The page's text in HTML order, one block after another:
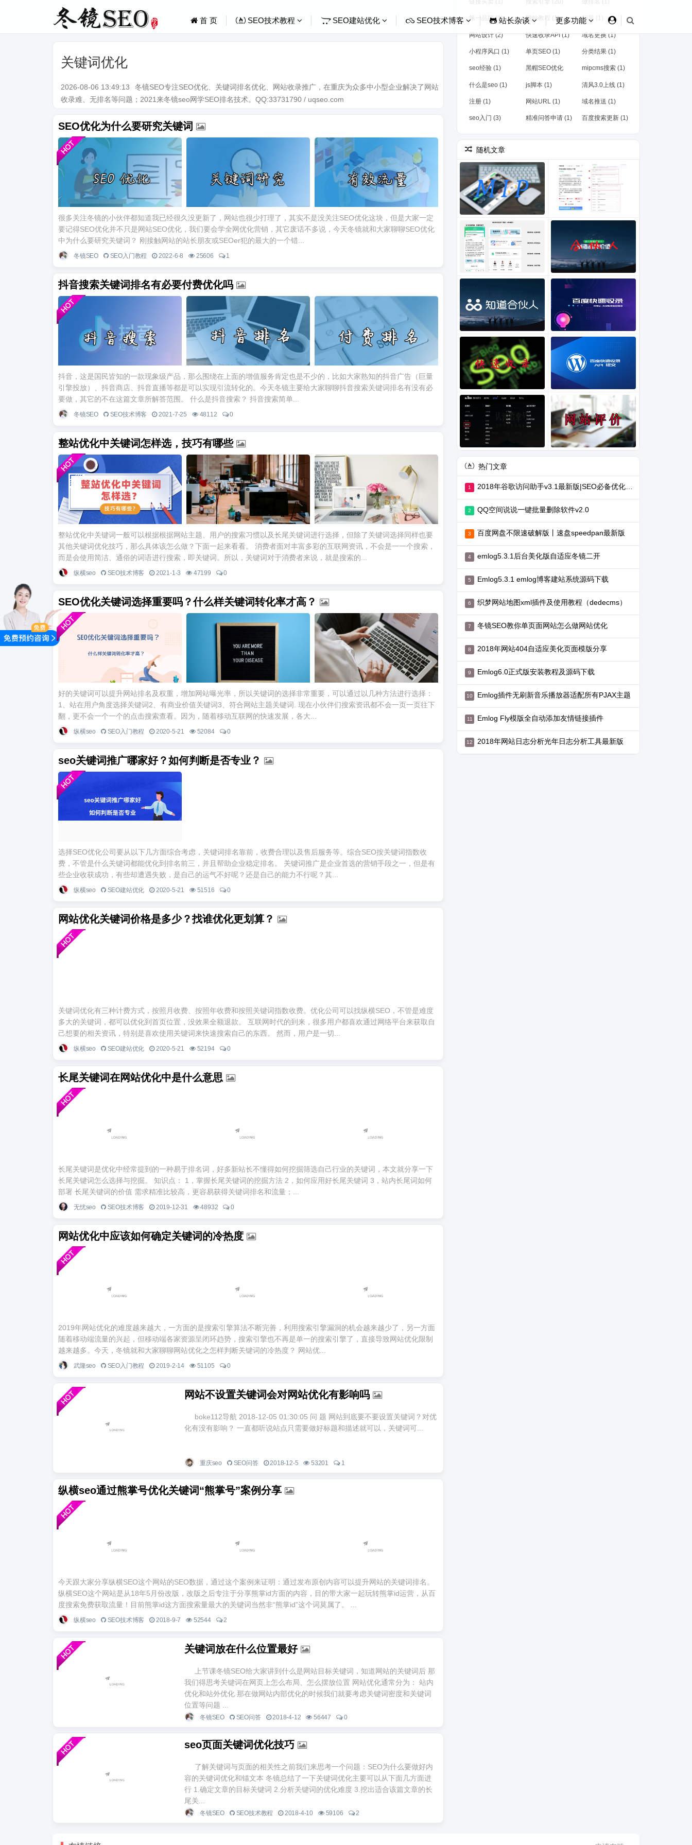
首 页 SEO技术教程 SEO建站优化 SEO技术博客 站长杂谈 更多功能
关键词优化
2026-08-06 13:49:13
冬镜SEO专注SEO优化、关键词排名优化、网站收录推广，在重庆为众多中小型企业解决了网站
收录难、无排名等问题；2021来冬镜seo网学SEO排名技术。QQ:33731790 / uqseo.com
SEO优化为什么要研究关键词
很多关注冬镜的小伙伴都知道我已经很久没更新了，网站也很少打理了，其实不是没关注SEO优化这块，但是大家一定
要记得SEO优化并不只是网站SEO优化，我们要会学全网优化营销，其它废话不多说，今天冬镜就和大家聊聊SEO优化
中为什么要研究关键词？ 刚接触网站的站长朋友或SEOer犯的最大的一个错...
冬镜SEO SEO入门教程 2022-6-8 25606 1
抖音搜索关键词排名有必要付费优化吗
抖音，这是国民皆知的一款现象级产品，那么围绕在上面的增值服务肯定也是不少的，比如大家熟知的抖音广告（巨量
引擎投放）、抖音商店、抖音直播等都是可以实现引流转化的。今天冬镜主要给大家聊聊抖音搜索关键词排名有没有必
要做，其它的不在这篇文章所解答范围。 什么是抖音搜索？ 抖音搜索简单...
冬镜SEO SEO技术博客 2021-7-25 48112 0
整站优化中关键词怎样选，技巧有哪些
整站优化中关键词一般可以根据根据网站主题、用户的搜索习惯以及长尾关键词进行选择，但除了关键词选择同样也要
其他关键词优化技巧，那么具体该怎么做？下面一起来看看。 消费者面对丰富多彩的互联网资讯，不会是一一个搜索，
而是会使用简洁、通俗的词语进行搜索，即关键词。所以，关键词对于消费者来说，就是搜索的...
纵横seo SEO技术博客 2021-1-3 47199 0
SEO优化关键词选择重要吗？什么样关键词转化率才高？
好的关键词可以提升网站排名及权重，增加网站曝光率，所以关键词的选择非常重要，可以通过以几种方法进行选择：
1、站在用户角度选择关键词2、有商业价值关键词3、符合网站主题关键词. 现在小伙伴们搜索资讯都不会一页一页往下
翻，更不会一个一个的点击搜索查看。因为，随着移动互联网的快速发展，各大...
纵横seo SEO入门教程 2020-5-21 52084 0
seo关键词推广哪家好？如何判断是否专业？
选择SEO优化公司要从以下几方面综合考虑，关键词排名靠前，收费合理以及售后服务等。综合SEO按关键词指数收
费，不管是什么关键词都能优化到排名前三，并且帮助企业稳定排名。 关键词推广是企业首选的营销手段之一，但是有
些企业收获成功，有些却遭遇失败，是自己的运气不好呢？还是自己的能力不行呢？其...
纵横seo SEO建站优化 2020-5-21 51516 0
网站优化关键词价格是多少？找谁优化更划算？
关键词优化有三种计费方式，按照月收费、按照年收费和按照关键词指数收费。优化公司可以找纵横SEO，不管是难度
多大的关键词，都可以优化到首页位置，没效果全额退款。 互联网时代的到来，很多用户都喜欢通过网络平台来获取自
己想要的相关资讯，特别是喜欢使用关键词来快速搜索自己的东西。 然而，用户是一切...
纵横seo SEO建站优化 2020-5-21 52194 0
长尾关键词在网站优化中是什么意思
长尾关键词是优化中经常提到的一种易于排名词，好多新站长不懂得如何挖掘筛选自己行业的关键词，本文就分享一下
长尾关键词怎么选择与挖掘。 知识点： 1，掌握长尾关键词的挖掘方法 2，如何应用好长尾关键词 3，站内长尾词如何
部署 长尾关键词的价值 需求精准比较高，更容易获得关键词排名和流量；...
无忧seo SEO技术博客 2019-12-31 48932 0
网站优化中应该如何确定关键词的冷热度
2019年网站优化的难度越来越大，一方面的是搜索引擎算法不断完善，利用搜索引擎漏洞的机会越来越少了，另一方面
随着移动端流量的兴起，但移动端各家资源呈闭环趋势，搜索引擎也不再是单一的搜索引擎了，直接导致网站优化限制
越来越多。今天，冬镜就和大家聊聊网站优化之怎样判断关键词的冷热度？ 网站优...
武隆seo SEO入门教程 2019-2-14 51105 0
网站不设置关键词会对网站优化有影响吗
boke112导航 2018-12-05 01:30:05 问 题 网站到底要不要设置关键词？对优
化有没有影响？ 一直都听说站点只需要做好标题和描述就可以，关键词可...
重庆seo SEO问答 2018-12-5 53201 1
纵横seo通过熊掌号优化关键词“熊掌号”案例分享
今天跟大家分享纵横SEO这个网站的SEO数据，通过这个案例来证明：通过发布原创内容可以提升网站的关键词排名。
纵横SEO这个网站是从18年5月份改版，改版之后专注于分享熊掌id方面的内容，目的带大家一起玩转熊掌id运营，从百
度搜索免费获取流量！目前熊掌id这方面搜索量最大的关键词当然非“熊掌id”这个词莫属了。 ...
纵横seo SEO技术博客 2018-9-7 52544 2
关键词放在什么位置最好
上节课冬镜SEO给大家讲到什么是网站目标关键词，知道网站的关键词后 那
我们得思考关键词在网页上怎么布局、怎么摆放位置 网站优化通常分为： 站内
优化和站外优化 那在做网站内部优化的时候我们就要考虑关键词密度和关键词
位置等问题 ...
冬镜SEO SEO问答 2018-4-12 56447 0
seo页面关键词优化技巧
了解关键词与页面的相关性之前我们来思考一个问题：SEO为什么要做好内
容的关键词优化和锚文本 冬镜总结了一下关键词优化主要可以从下面几方面进
行 1.确定文章的目标关键词 2.分析关键词的优化难度 3.挖出适合该篇文章的长
尾关...
冬镜SEO SEO技术教程 2018-4-10 59106 2
第一品牌 (1) 网站教程 (1) 标题 (1)
网站设计 (2) 快速收录API (1) 域名更换 (1)
小程序风口 (1) 单页SEO (1) 分类结果 (1)
seo经验 (1) 黑帽SEO优化
(1)
mipcms搜索 (1)
什么是seo (1) js脚本 (1) 清风3.0上线 (1)
注册 (1) 网站URL (1) 域名推送 (1)
seo入门 (3) 精准问答申请 (1) 百度搜索更新 (1)
随机文章
热门文章
2018年谷歌访问助手v3.1最新版|SEO必备优化工具
QQ空间说说一键批量删除软件v2.0
百度网盘不限速破解版丨速盘speedpan最新版
emlog5.3.1后台美化版自适应冬镜二开
Emlog5.3.1 emlog博客建站系统源码下载
织梦网站地图xml插件及使用教程（dedecms）
冬镜SEO教你单页面网站怎么做网站优化
2018年网站404自适应美化页面模版分享
Emlog6.0正式版安装教程及源码下载
Emlog插件无刷新音乐播放器适配所有PJAX主题
Emlog Fly模版全自动添加友情链接插件
2018年网站日志分析光年日志分析工具最新版